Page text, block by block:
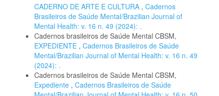
CADERNO DE ARTE E CULTURA , Cadernos
Brasileiros de Saúde Mental/Brazilian Journal of
Mental Health: v. 16 n. 49 (2024): .
Cadernos brasileiros de Saúde Mental CBSM,
EXPEDIENTE , Cadernos Brasileiros de Saúde
Mental/Brazilian Journal of Mental Health: v. 16 n. 49
(2024): .
Cadernos brasileiros de Saúde Mental CBSM,
Expediente , Cadernos Brasileiros de Saúde